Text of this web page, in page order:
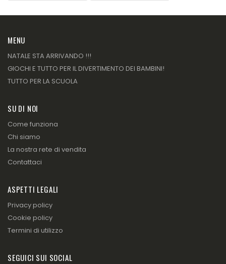
MENU
NATALE STA ARRIVANDO !!!
GIOCHI E TUTTO PER IL DIVERTIMENTO DEI BAMBINI!
TUTTO PER LA SCUOLA
SU DI NOI
Come funziona
Chi siamo
La nostra rete di vendita
Contattaci
ASPETTI LEGALI
Privacy policy
Cookie policy
Termini di utilizzo
SEGUICI SUI SOCIAL